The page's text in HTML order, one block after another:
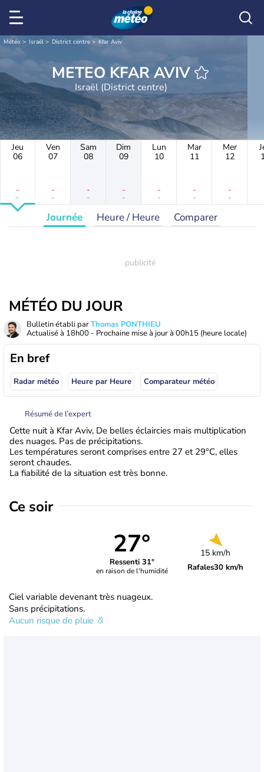
Météo Israël District centre Kfar Aviv
METEO KFAR AVIV
Israël (District centre)
Jeu
06
-
-
Ven
07
-
-
Sam
08
-
-
Dim
09
-
-
Lun
10
-
-
Mar
11
-
-
Mer
12
-
-
Journée Heure / Heure Comparer
MÉTÉO DU JOUR
Bulletin établi parThomas PONTHIEU
Actualisé à 18h00 - Prochaine mise à jour à 00h15 (heure locale)
En bref
Radar météo Heure par Heure Comparateur météo
Résumé de l’expert
Cette nuit à Kfar Aviv, De belles éclaircies mais multiplication
des nuages. Pas de précipitations.
Les températures seront comprises entre 27 et 29°C, elles
seront chaudes.
La fiabilité de la situation est très bonne.
Ce soir
27°
Ressenti 31°
en raison de l'humidité
15 km/h
Rafales30 km/h
Ciel variable devenant très nuageux.
Sans précipitations.
Aucun risque de pluie